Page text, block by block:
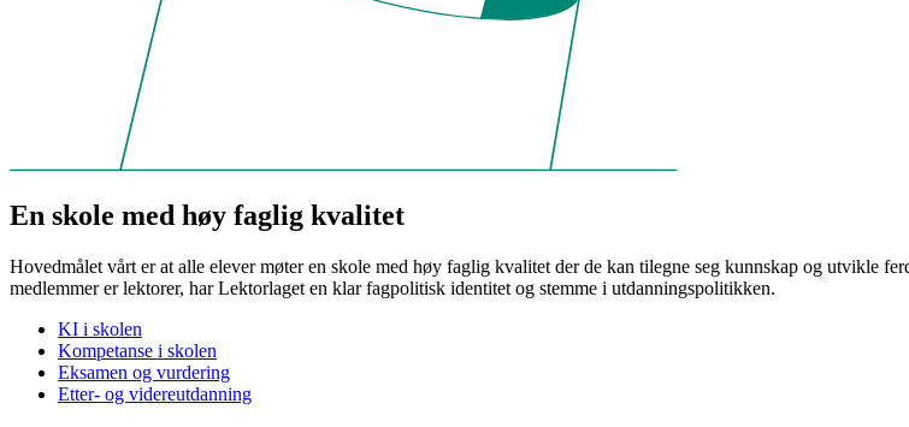
En skole med høy faglig kvalitet
Hovedmålet vårt er at alle elever møter en skole med høy faglig kvalitet der de kan tilegne seg kunnskap og utvikle
medlemmer er lektorer, har Lektorlaget en klar fagpolitisk identitet og stemme i utdanningspolitikken.
KI i skolen
Kompetanse i skolen
Eksamen og vurdering
Etter- og videreutdanning